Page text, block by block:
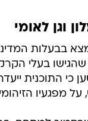
שהגישו בעלי
כי התוכנית
מפגעיו